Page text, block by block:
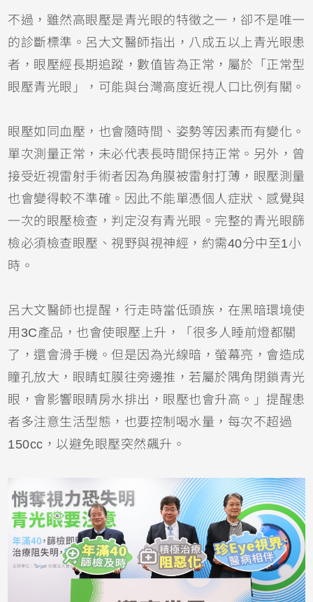
不過，雖然高眼壓是青光眼的特徵之一，卻不是唯一
的診斷標準。呂大文醫師指出，八成五以上青光眼患
者，眼壓經長期追蹤，數值皆為正常，屬於「正常型
眼壓青光眼」，可能與台灣高度近視人口比例有關。
眼壓如同血壓，也會隨時間、姿勢等因素而有變化。
單次測量正常，未必代表長時間保持正常。另外，曾
接受近視雷射手術者因為角膜被雷射打薄，眼壓測量
也會變得較不準確。因此不能單憑個人症狀、感覺與
一次的眼壓檢查，判定沒有青光眼。完整的青光眼篩
檢必須檢查眼壓、視野與視神經，約需40分中至1小
時。
呂大文醫師也提醒，行走時當低頭族，在黑暗環境使
用3C產品，也會使眼壓上升，「很多人睡前燈都關
了，還會滑手機。但是因為光線暗，螢幕亮，會造成
瞳孔放大，眼睛虹膜往旁邊推，若屬於隅角閉鎖青光
眼，會影響眼睛房水排出，眼壓也會升高。」提醒患
者多注意生活型態，也要控制喝水量，每次不超過
150cc，以避免眼壓突然飆升。